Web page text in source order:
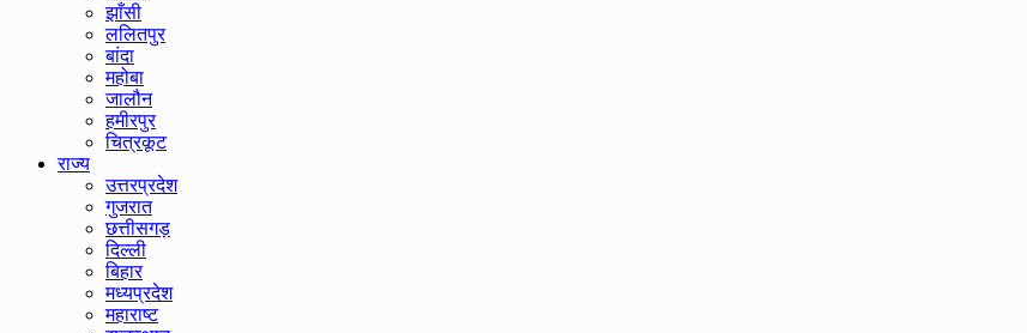
झाँसी
ललितपुर
बांदा
महोबा
जालौन
हमीरपुर
चित्रकूट
राज्य
उत्तरप्रदेश
गुजरात
छत्तीसगड़
दिल्ली
बिहार
मध्यप्रदेश
महाराष्ट